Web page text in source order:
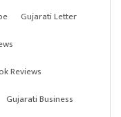
Gujarati Letter
Reviews
Gujarati Business